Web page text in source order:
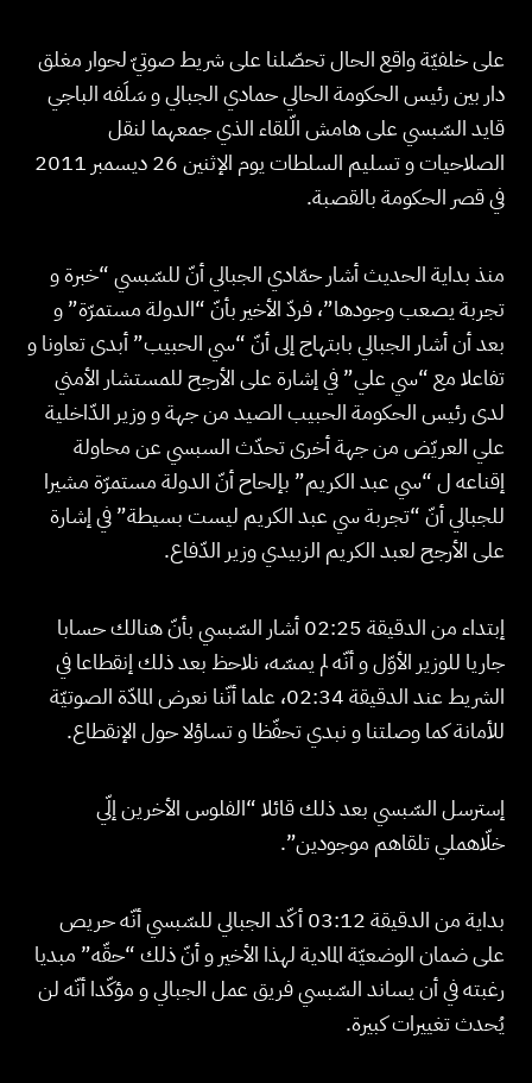
على خلفيّة واقع الحال تحصّلنا على شريط صوتيّ لحوار مغلق
دار بين رئيس الحكومة الحالي حمادي الجبالي و سَلَفه الباجي
قايد السّبسي على هامش الّلقاء الذي جمعهما لنقل
الصلاحيات و تسليم السلطات يوم الإثنين 26 ديسمبر 2011
في قصر الحكومة بالقصبة.
منذ بداية الحديث أشار حمّادي الجبالي أنّ للسّبسي “خبرة و
تجربة يصعب وجودها”، فردّ الأخير بأنّ “الدولة مستمرّة” و
بعد أن أشار الجبالي بابتهاج إلى أنّ “سي الحبيب” أبدى تعاونا و
تفاعلا مع “سي علي” في إشارة على الأرجح للمستشار الأمني
لدى رئيس الحكومة الحبيب الصيد من جهة و وزير الدّاخلية
علي العريّض من جهة أخرى تحدّث السبسي عن محاولة
إقناعه ل “سي عبد الكريم” بإلحاح أنّ الدولة مستمرّة مشيرا
للجبالي أنّ “تجربة سي عبد الكريم ليست بسيطة” في إشارة
على الأرجح لعبد الكريم الزبيدي وزير الدّفاع.
إبتداء من الدقيقة 02:25 أشار السّبسي بأنّ هنالك حسابا
جاريا للوزير الأوّل و أنّه لم يمسّه، نلاحظ بعد ذلك إنقطاعا في
الشريط عند الدقيقة 02:34، علما أنّنا نعرض المادّة الصوتيّة
للأمانة كما وصلتنا و نبدي تحفّظا و تساؤلا حول الإنقطاع.
إسترسل السّبسي بعد ذلك قائلا “الفلوس الأخرين إلّي
خلّاهملي تلقاهم موجودين”.
بداية من الدقيقة 03:12 أكّد الجبالي للسّبسي أنّه حريص
على ضمان الوضعيّة المادية لهذا الأخير و أنّ ذلك “حقّه” مبديا
رغبته في أن يساند السّبسي فريق عمل الجبالي و مؤكّدا أنّه لن
يُحدث تغييرات كبيرة.